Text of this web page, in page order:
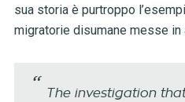
sua storia è purtroppo
migratorie disumane messe in
The investigation